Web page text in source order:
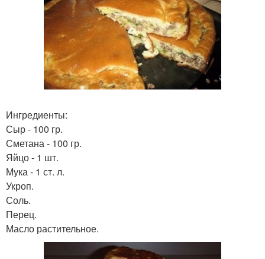
Ингредиенты:
Сыр - 100 гр.
Сметана - 100 гр.
Яйцо - 1 шт.
Мука - 1 ст. л.
Укроп.
Соль.
Перец.
Масло растительное.